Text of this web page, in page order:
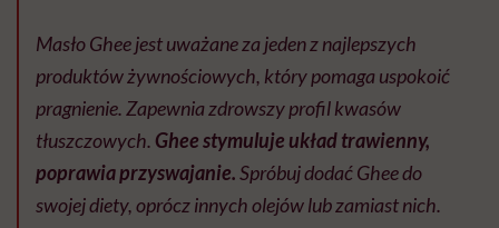
Masło Ghee jest uważane za jeden z najlepszych
produktów żywnościowych, który pomaga uspokoić
pragnienie. Zapewnia zdrowszy profil kwasów
tłuszczowych. Ghee stymuluje układ trawienny,
poprawia przyswajanie.Spróbuj dodać Ghee do
swojej diety, oprócz innych olejów lub zamiast nich.